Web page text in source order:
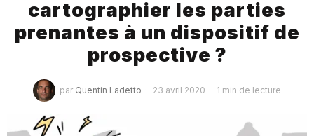
cartographier les parties
prenantes à un dispositif de
prospective ?
par Quentin Ladetto 23 avril 2020 1 min de lecture